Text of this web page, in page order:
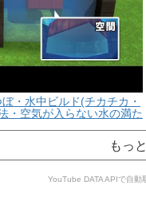
・水中ビルド(チカチカ・
・空気が入らない水の満た
もっ
YouTube DATA APIで自動